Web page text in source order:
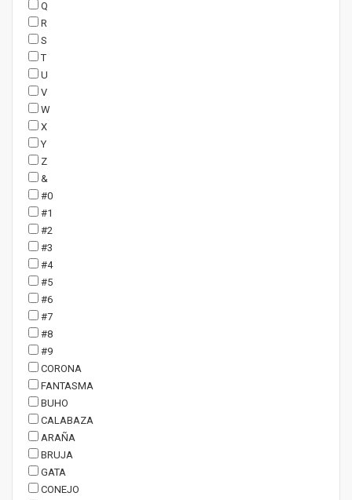
Q
R
S
T
U
V
W
X
Y
Z
&
#0
#1
#2
#3
#4
#5
#6
#7
#8
#9
CORONA
FANTASMA
BUHO
CALABAZA
ARAÑA
BRUJA
GATA
CONEJO